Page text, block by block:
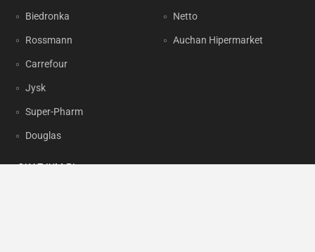
Biedronka
Rossmann
Carrefour
Jysk
Super-Pharm
Douglas
Netto
Auchan Hipermarket
OKAZJUM.PL